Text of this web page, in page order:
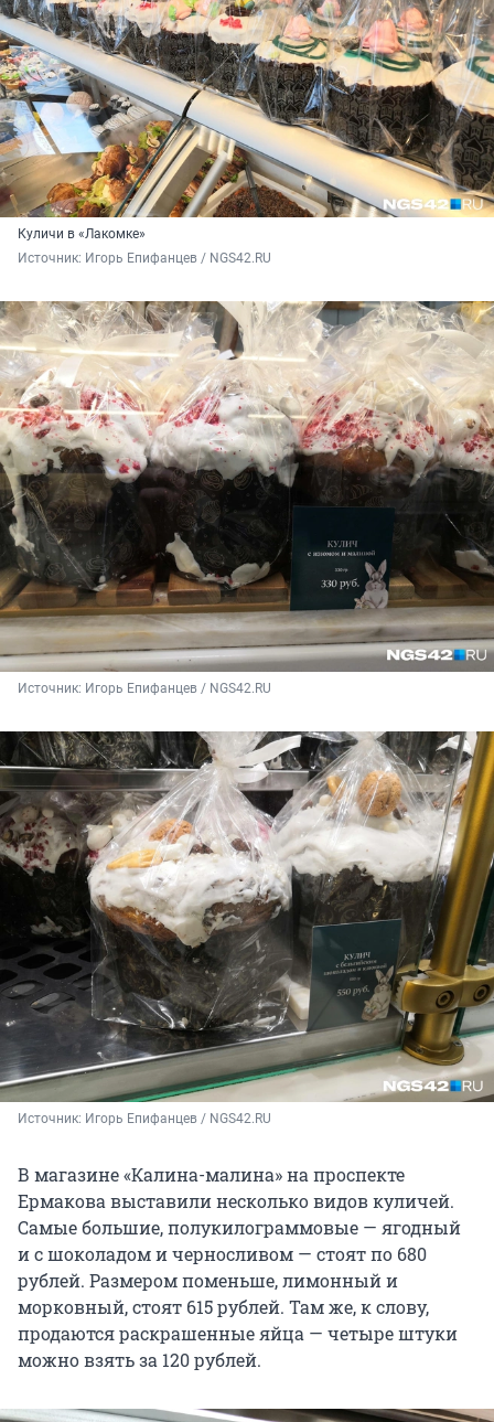
Куличи в «Лакомке»
Источник: Игорь Епифанцев / NGS42.RU
Источник: Игорь Епифанцев / NGS42.RU
Источник: Игорь Епифанцев / NGS42.RU
В магазине «Калина-малина» на проспекте
Ермакова выставили несколько видов куличей.
Самые большие, полукилограммовые — ягодный
и с шоколадом и черносливом — стоят по 680
рублей. Размером поменьше, лимонный и
морковный, стоят 615 рублей. Там же, к слову,
продаются раскрашенные яйца — четыре штуки
можно взять за 120 рублей.